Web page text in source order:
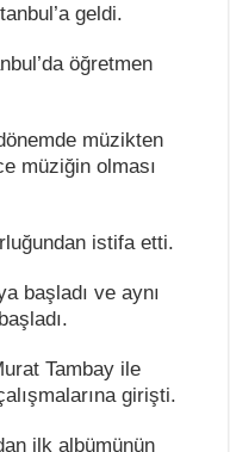
geldi.
öğretmen
müzikten
müziğin olması
istifa etti.
başladı ve aynı
Tambay ile
girişti.
ilk albümünün